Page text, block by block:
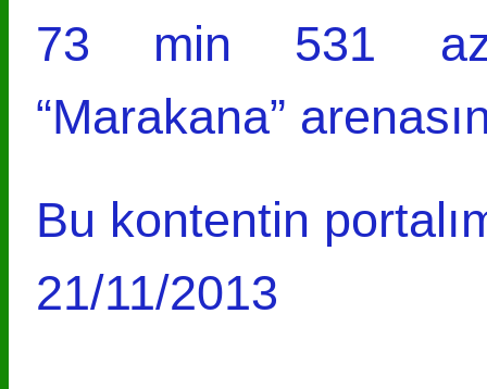
73 min 531
“Marakana”
Bu kontentin
21/11/2013